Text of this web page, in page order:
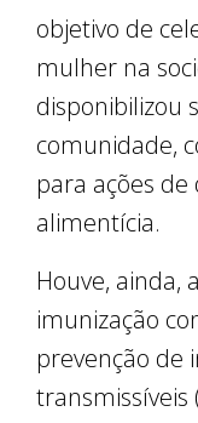
objetivo de
mulher na
disponibilizou
comunidade,
para ações de
alimentícia.
Houve, ainda,
imunização
prevenção de
transmissíveis